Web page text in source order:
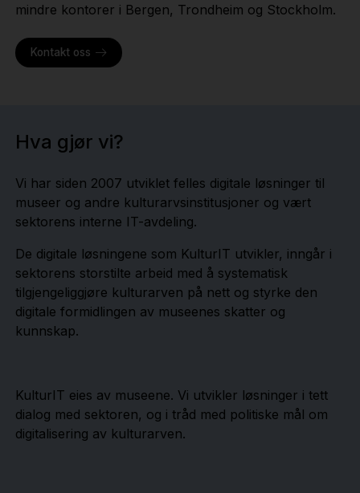
mindre kontorer i Bergen, Trondheim og Stockholm.
Kontakt oss
Hva gjør vi?
Vi har siden 2007 utviklet felles digitale løsninger til
museer og andre kulturarvsinstitusjoner og vært
sektorens interne IT-avdeling.
De digitale løsningene som KulturIT utvikler, inngår i
sektorens storstilte arbeid med å systematisk
tilgjengeliggjøre kulturarven på nett og styrke den
digitale formidlingen av museenes skatter og
kunnskap.
KulturIT eies av museene. Vi utvikler løsninger i tett
dialog med sektoren, og i tråd med politiske mål om
digitalisering av kulturarven.